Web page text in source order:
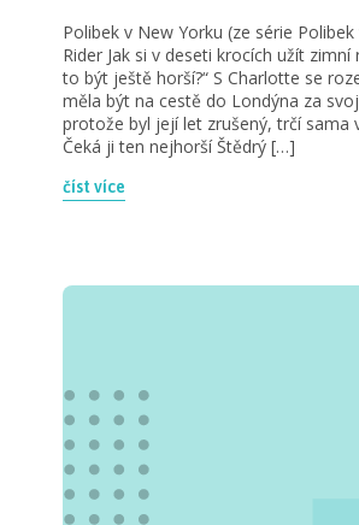
Polibek v New Yorku (ze série
Rider Jak si v deseti krocích užít zimní
to být ještě horší?“ S Charlotte se
měla být na cestě do Londýna za
protože byl její let zrušený, trčí sama
Čeká ji ten nejhorší Štědrý […]
číst více